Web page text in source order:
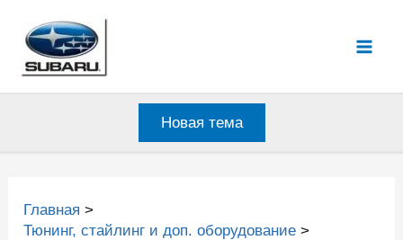
содержимому
Новая тема
Главная
Тюнинг, стайлинг и доп. оборудование